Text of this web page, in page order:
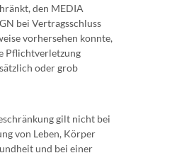
den MEDIA
bei Vertragsschluss
vorhersehen konnte,
Pflichtverletzung
oder grob
gilt nicht bei
von Leben, Körper
und bei einer